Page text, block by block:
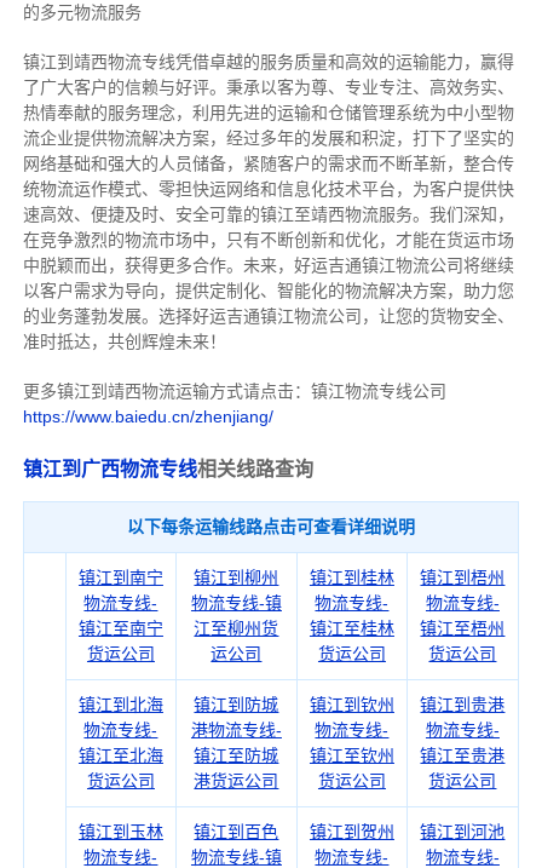
的多元物流服务
镇江到靖西物流专线凭借卓越的服务质量和高效的运输能力，赢得
了广大客户的信赖与好评。 秉承以客为尊、专业专注、高效务实、
热情奉献的服务理念，利用先进的运输和仓储管理系统为中小型物
流企业提供物流解决方案，经过多年的发展和积淀，打下了坚实的
网络基础和强大的人员储备，紧随客户的需求而不断革新，整合传
统物流运作模式、零担快运网络和信息化技术平台，为客户提供快
速高效、便捷及时、安全可靠的镇江至靖西物流服务。 我们深知，
在竞争激烈的物流市场中，只有不断创新和优化，才能在货运市场
中脱颖而出，获得更多合作。 未来，好运吉通镇江物流公司将继续
以客户需求为导向，提供定制化、智能化的物流解决方案，助力您
的业务蓬勃发展。选择好运吉通镇江物流公司，让您的货物安全、
准时抵达，共创辉煌未来！
更多镇江到靖西物流运输方式请点击：镇江物流专线公司
https://www.baiedu.cn/zhenjiang/
镇江到广西物流专线相关线路查询
以下每条运输线路点击可查看详细说明
镇江到南宁
物流专线-
镇江至南宁
货运公司
镇江到柳州
物流专线-镇
江至柳州货
运公司
镇江到桂林
物流专线-
镇江至桂林
货运公司
镇江到梧州
物流专线-
镇江至梧州
货运公司
镇江到北海
物流专线-
镇江至北海
货运公司
镇江到防城
港物流专线-
镇江至防城
港货运公司
镇江到钦州
物流专线-
镇江至钦州
货运公司
镇江到贵港
物流专线-
镇江至贵港
货运公司
镇江到玉林
物流专线-
镇江到百色
物流专线-镇
镇江到贺州
物流专线-
镇江到河池
物流专线-